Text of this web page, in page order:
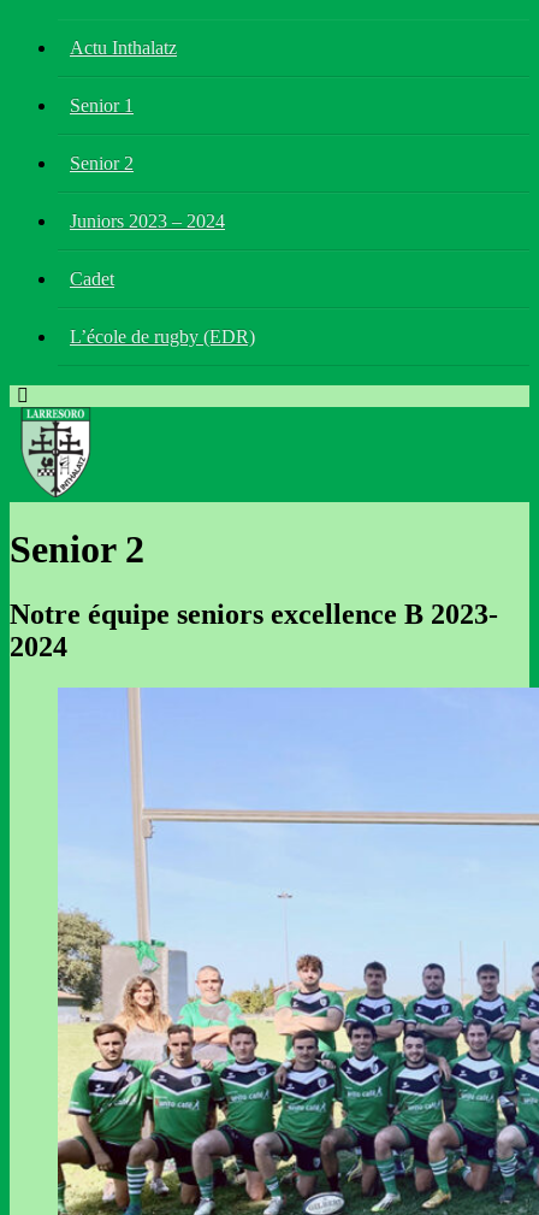
Actu Inthalatz
Senior 1
Senior 2
Juniors 2023 – 2024
Cadet
L’école de rugby (EDR)
Senior 2
Notre équipe seniors excellence B 2023-
2024